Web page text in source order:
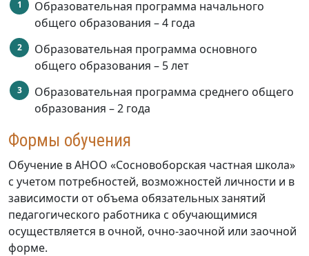
Образовательная программа начального
общего образования – 4 года
Образовательная программа основного
общего образования – 5 лет
Образовательная программа среднего общего
образования – 2 года
Формы обучения
Обучение в АНОО «Сосновоборская частная школа»
с учетом потребностей, возможностей личности и в
зависимости от объема обязательных занятий
педагогического работника с обучающимися
осуществляется в очной, очно-заочной или заочной
форме.